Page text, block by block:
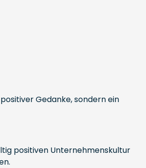
Gedanke, sondern ein
positiven Unternehmenskultur